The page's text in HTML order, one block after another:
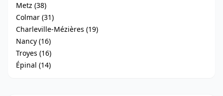
Metz (38)
Colmar (31)
Charleville-Mézières (19)
Nancy (16)
Troyes (16)
Épinal (14)